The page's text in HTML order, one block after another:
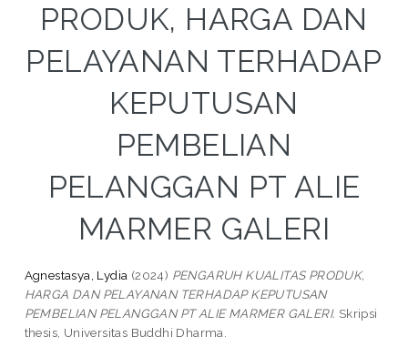
PRODUK, HARGA DAN
PELAYANAN TERHADAP
KEPUTUSAN
PEMBELIAN
PELANGGAN PT ALIE
MARMER GALERI
Agnestasya, Lydia (2024) PENGARUH KUALITAS PRODUK,
HARGA DAN PELAYANAN TERHADAP KEPUTUSAN
PEMBELIAN PELANGGAN PT ALIE MARMER GALERI. Skripsi
thesis, Universitas Buddhi Dharma.